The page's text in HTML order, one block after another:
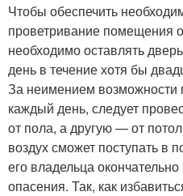
Чтобы обеспечить
проветривание помещения
необходимо оставлять
день в течение хотя бы
За неимением возможности
каждый день, следует
от пола, а другую — от
воздух сможет поступать в
его владельца
опасения. Так, как